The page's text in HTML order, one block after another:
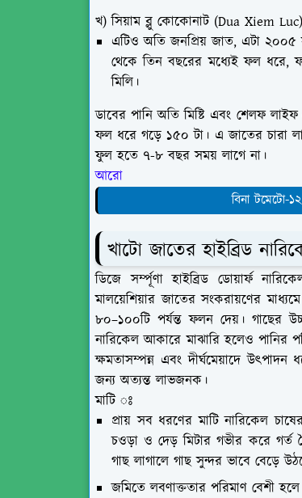
খ) সিয়াম ব্লু কোকোনাট (Dua Xiem
এটিও অতি জনপ্রিয় জাত, এটা ২০০৫
থেকে তিন বছরের মধ্যেই ফল ধরে,
মিলি।
ডাবের পানি অতি মিষ্টি এবং শেলফ
ফল ধরে গড়ে ১৫০ টা। এ জাতের চারা
ফুল হতে ৭-৮ বছর সময় লাগে না।
বিনা টমেটো-
খাটো জাতের হাইব্রিড
ডিজে সর্ম্পূণা হাইব্রিড ডোয়ার্ফ
মালয়েশিয়ার জাতের সংকরায়ণের
৮০–১০০টি পর্যন্ত ফলন দেয়। গাছের
নারিকেল আকারে মাঝারি হলেও পানির
ক্ষমতাসম্পন্ন এবং দীর্ঘমেয়াদে
জন্য অত্যন্ত লাভজনক।
মাটি ঃ
প্রায় সব ধরণের মাটি নারিকেল
চওড়া ও দেড় মিটার গভীর করে গর্ত
গাছ লাগালে গাছ সুন্দর ভাবে বেড়ে
জমিতে লবণাক্ততার পরিমাণ বেশী